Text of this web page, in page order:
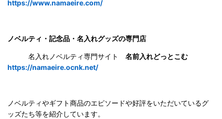
https://www.namaeire.com/
ノベルティ・記念品・名入れグッズの専門店
名入れノベルティ専門サイト 名前入れどっとこむ
https://namaeire.ocnk.net/
ノベルティやギフト商品のエピソードや好評をいただいているグ
ッズたち等を紹介しています。